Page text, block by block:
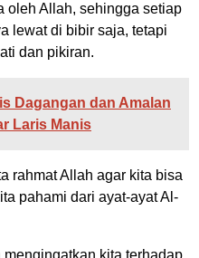
oleh Allah, sehingga setiap
lewat di bibir saja, tetapi
dan pikiran.
Dagangan dan Amalan
Laris Manis
rahmat Allah agar kita bisa
pahami dari ayat-ayat Al-